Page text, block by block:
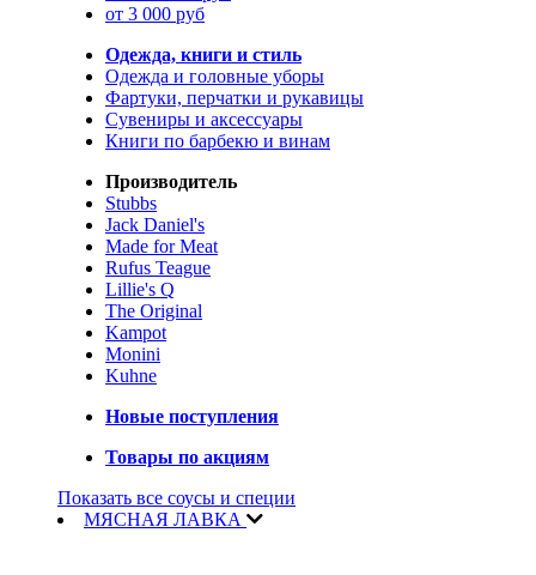
от 3 000 руб
Одежда, книги и стиль
Одежда и головные уборы
Фартуки, перчатки и рукавицы
Сувениры и аксессуары
Книги по барбекю и винам
Производитель
Stubbs
Jack Daniel's
Made for Meat
Rufus Teague
Lillie's Q
The Original
Kampot
Monini
Kuhne
Новые поступления
Товары по акциям
Показать все соусы и специи
МЯСНАЯ ЛАВКА